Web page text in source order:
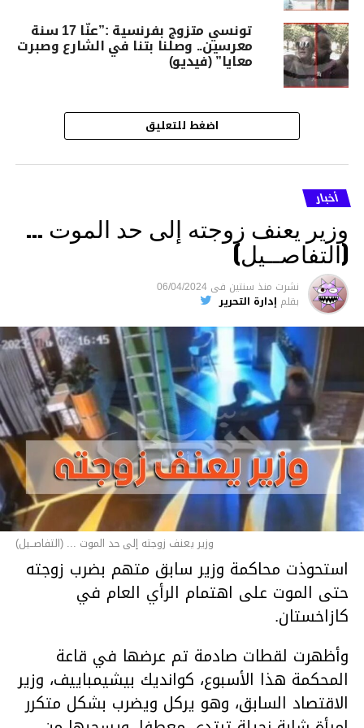
تونسي متزوج بفرنسية :”عنّا 17 سنة
معرسين.. وصلنا بتنا في الشارع وصبرت
معايا” (فيديو)
اضغط للتعليق
أخبار
وزير يعنف زوجته إلى حد الموت …
(التفاصــيل)
نشرت منذ سنتين فى 06/04/2024
بقلم إدارة التحرير
وزير يعنف زوجته إلى حد الموت ... (التفاصــيل)
استحوذت محاكمة وزير سابق متهم بضرب زوجته
حتى الموت على اهتمام الرأي العام في
كازاخستان.
وأظهرت لقطات صادمة تم عرضها في قاعة
المحكمة هذا الأسبوع، كوانديك بيشيمباييف، وزير
الاقتصاد السابق، وهو يركل ويضرب بشكل متكرر